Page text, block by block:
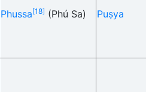
Phussa[18] (Phú Sa) Puṣya